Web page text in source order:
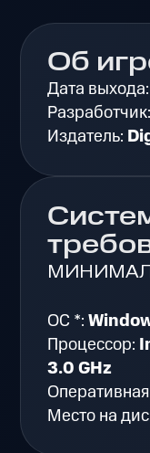
Об
Дата
Разработчик:
Издатель:
ОС *:
Процессор:
3.0 GHz
Место на